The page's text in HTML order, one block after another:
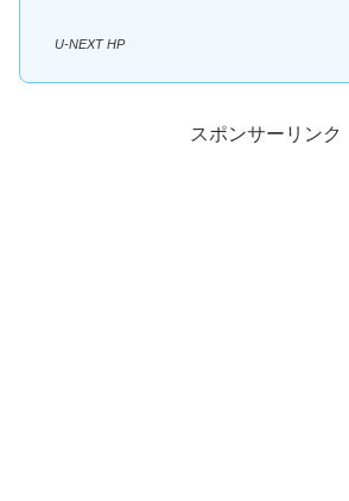
U-NEXT HP
スポンサーリンク